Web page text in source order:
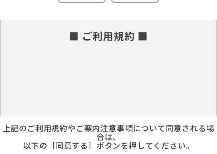
■ ご利用規約 ■
上記のご利用規約やご案内注意事項について同意される場
合は、
以下の［同意する］ボタンを押してください。